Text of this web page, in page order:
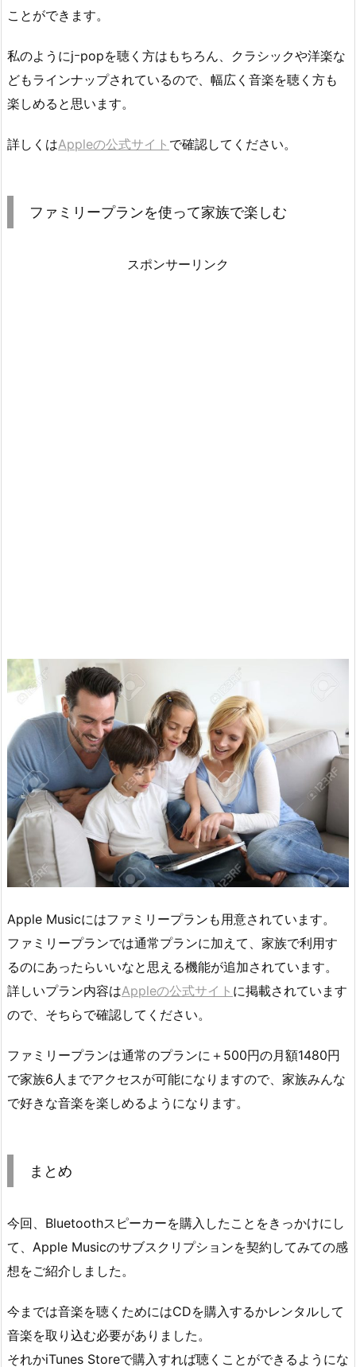
ことができます。
私のようにjｰpopを聴く方はもちろん、クラシックや洋楽な
どもラインナップされているので、幅広く音楽を聴く方も
楽しめると思います。
詳しくはAppleの公式サイト で確認してください。
ファミリープランを使って家族で楽しむ
スポンサーリンク
Apple Musicにはファミリープランも用意されています。
ファミリープランでは通常プランに加えて、家族で利用す
るのにあったらいいなと思える機能が追加されています。
詳しいプラン内容はAppleの公式サイト に掲載されています
ので、そちらで確認してください。
ファミリープランは通常のプランに＋500円の月額1480円
で家族6人までアクセスが可能になりますので、家族みんな
で好きな音楽を楽しめるようになります。
まとめ
今回、Bluetoothスピーカーを購入したことをきっかけにし
て、Apple Musicのサブスクリプションを契約してみての感
想をご紹介しました。
今までは音楽を聴くためにはCDを購入するかレンタルして
音楽を取り込む必要がありました。
それかiTunes Storeで購入すれば聴くことができるようにな